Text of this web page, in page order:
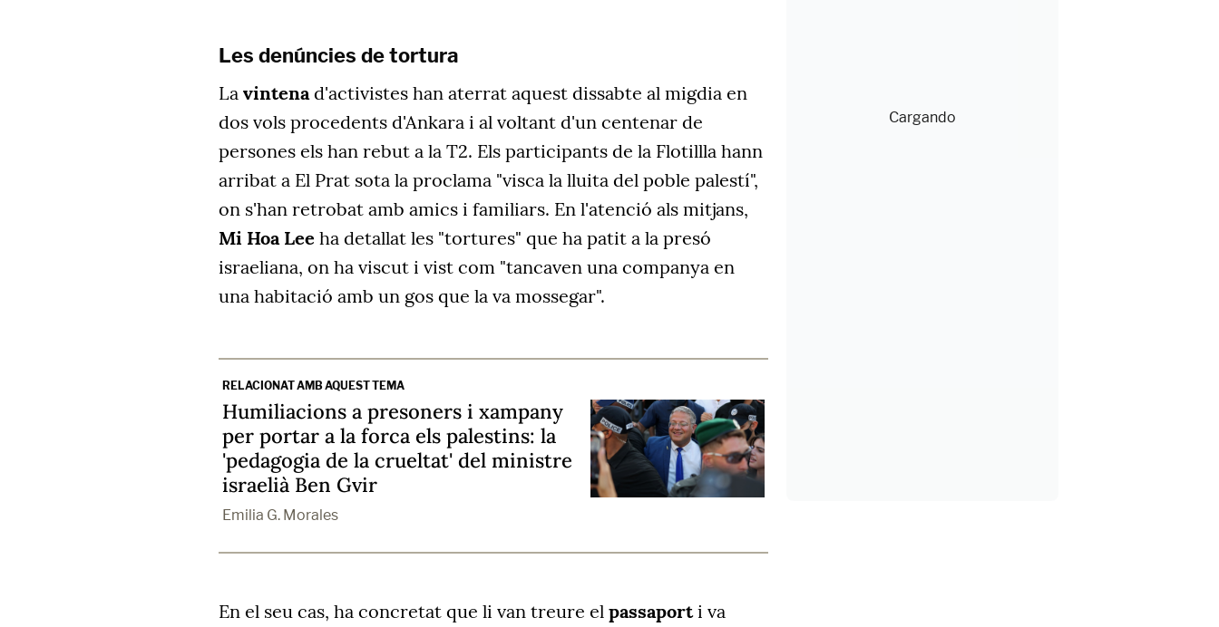
Les denúncies de tortura
La vintenad'activistes han aterrat aquest dissabte al migdia en
dos vols procedents d'Ankara i al voltant d'un centenar de
persones els han rebut a la T2. Els participants de la Flotillla hann
arribat a El Prat sota la proclama "visca la lluita del poble palestí",
on s'han retrobat amb amics i familiars. En l'atenció als mitjans,
Mi Hoa Lee ha detallat les "tortures" que ha patit a la presó
israeliana, on ha viscut i vist com "tancaven una companya en
una habitació amb un gos que la va mossegar".
RELACIONAT AMB AQUEST TEMA
Humiliacions a presoners i xampany
per portar a la forca els palestins: la
'pedagogia de la crueltat' del ministre
israelià Ben Gvir
Emilia G. Morales
En el seu cas, ha concretat que li van treure el passaporti va